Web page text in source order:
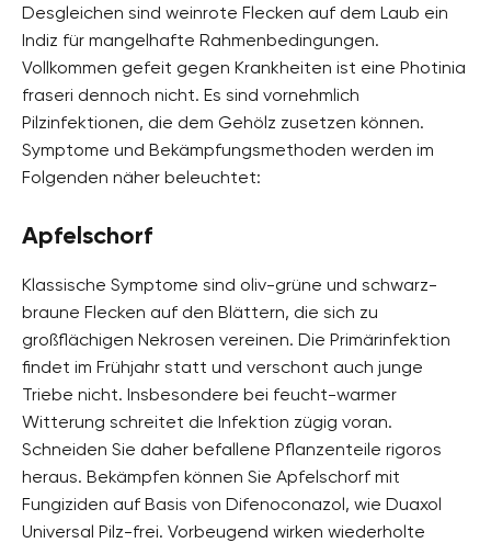
Desgleichen sind weinrote Flecken auf dem Laub ein
Indiz für mangelhafte Rahmenbedingungen.
Vollkommen gefeit gegen Krankheiten ist eine Photinia
fraseri dennoch nicht. Es sind vornehmlich
Pilzinfektionen, die dem Gehölz zusetzen können.
Symptome und Bekämpfungsmethoden werden im
Folgenden näher beleuchtet:
Apfelschorf
Klassische Symptome sind oliv-grüne und schwarz-
braune Flecken auf den Blättern, die sich zu
großflächigen Nekrosen vereinen. Die Primärinfektion
findet im Frühjahr statt und verschont auch junge
Triebe nicht. Insbesondere bei feucht-warmer
Witterung schreitet die Infektion zügig voran.
Schneiden Sie daher befallene Pflanzenteile rigoros
heraus. Bekämpfen können Sie Apfelschorf mit
Fungiziden auf Basis von Difenoconazol, wie Duaxol
Universal Pilz-frei. Vorbeugend wirken wiederholte